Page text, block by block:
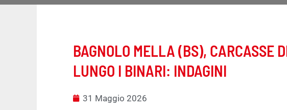
BAGNOLO MELLA (BS), CARCASSE
LUNGO I BINARI: INDAGINI
31 Maggio 2026